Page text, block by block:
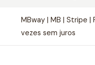
MBway | MB | Stripe |
vezes sem juros